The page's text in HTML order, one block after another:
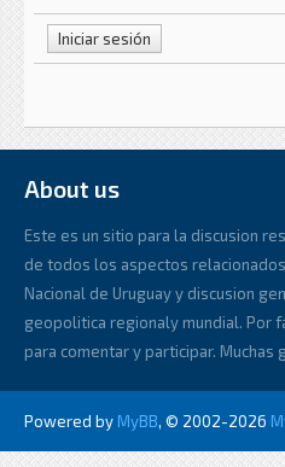
About us
Este es un sitio para la discusion
de todos los aspectos
Nacional de Uruguay y discusion
geopolitica regionaly mundial. Por
para comentar y participar. Muchas
Powered by MyBB, © 2002-2026